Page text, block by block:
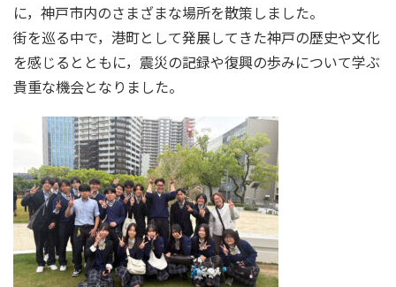
に，神戸市内のさまざまな場所を散策しました。
街を巡る中で，港町として発展してきた神戸の歴史や文化
を感じるとともに，震災の記録や復興の歩みについて学ぶ
貴重な機会となりました。